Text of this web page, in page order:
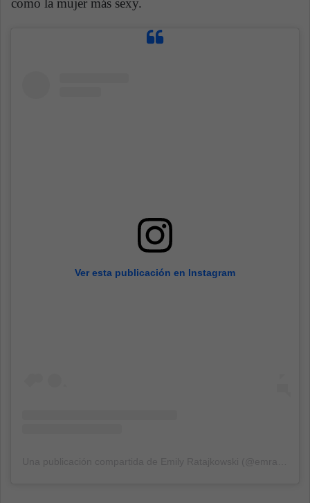
como la mujer más sexy.
Ver esta publicación en Instagram